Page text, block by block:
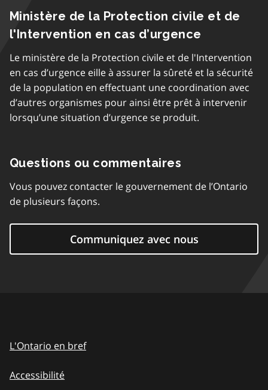
Ministère de la Protection civile et de
l'Intervention en cas d’urgence
Le ministère de la Protection civile et de l'Intervention
en cas d’urgence eille à assurer la sûreté et la sécurité
de la population en effectuant une coordination avec
d’autres organismes pour ainsi être prêt à intervenir
lorsqu’une situation d’urgence se produit.
Questions ou commentaires
Vous pouvez contacter le gouvernement de l’Ontario
de plusieurs façons.
Communiquez avec nous
L'Ontario en bref
Accessibilité